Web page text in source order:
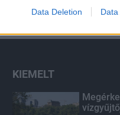
Google to enable storage
Data Deletion Data
KIEMELT